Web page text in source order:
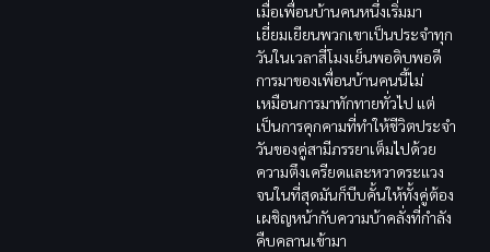
เมื่อเพื่อนบ้านคนหนึ่งเริ่มมา
เยี่ยมเยียนพวกเขาเป็นประจำทุก
วันในเวลาสี่โมงเย็นพอดิบพอดี
การมาของเพื่อนบ้านคนนี้ไม่
เหมือนการมาทักทายทั่วไป แต่
เป็นการคุกคามที่ทำให้ชีวิตประจำ
วันของคู่สามีภรรยาเต็มไปด้วย
ความตึงเครียดและหวาดระแวง
จนในที่สุดมันก็บีบคั้นให้ทั้งคู่ต้อง
เผชิญหน้ากับความบ้าคลั่งที่กำลัง
คืบคลานเข้ามา